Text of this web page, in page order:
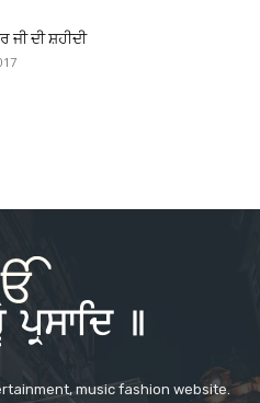
ਦੀ ਸ਼ਹੀਦੀ
music fashion website.